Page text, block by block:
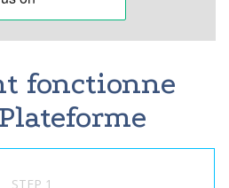
fonctionne
STEP 1